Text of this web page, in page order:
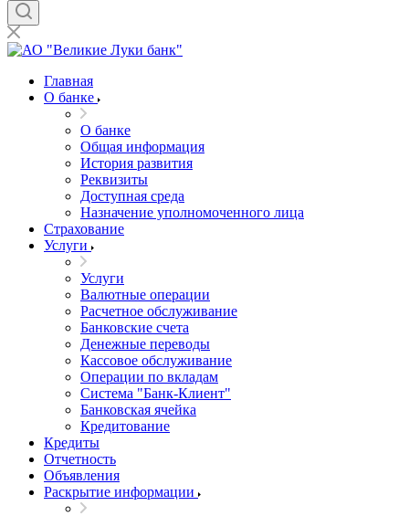
Главная
О банке
О банке
Общая информация
История развития
Реквизиты
Доступная среда
Назначение уполномоченного лица
Страхование
Услуги
Услуги
Валютные операции
Расчетное обслуживание
Банковские счета
Денежные переводы
Кассовое обслуживание
Операции по вкладам
Система "Банк-Клиент"
Банковская ячейка
Кредитование
Кредиты
Отчетность
Объявления
Раскрытие информации